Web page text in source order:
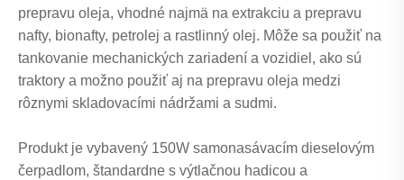
prepravu oleja, vhodné najmä na extrakciu a prepravu
nafty, bionafty, petrolej a rastlinný olej. Môže sa použiť na
tankovanie mechanických zariadení a vozidiel, ako sú
traktory a možno použiť aj na prepravu oleja medzi
rôznymi skladovacími nádržami a sudmi.
Produkt je vybavený 150W samonasávacím dieselovým
čerpadlom, štandardne s výtlačnou hadicou a